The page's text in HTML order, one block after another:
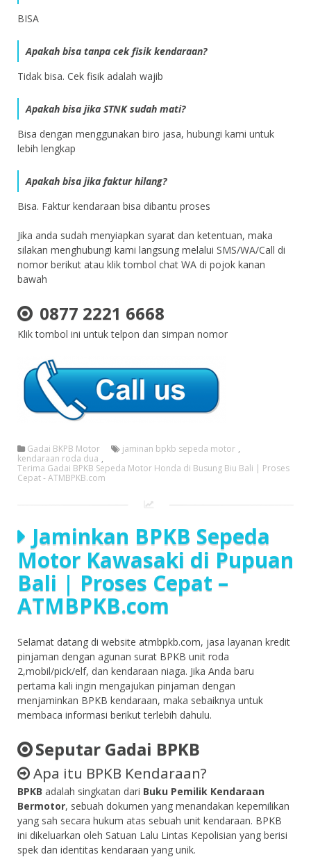
BISA
Apakah bisa tanpa cek fisik kendaraan?
Tidak bisa. Cek fisik adalah wajib
Apakah bisa jika STNK sudah mati?
Bisa dengan menggunakan biro jasa, hubungi kami untuk
lebih lengkap
Apakah bisa jika faktur hilang?
Bisa. Faktur kendaraan bisa dibantu proses
Jika anda sudah menyiapkan syarat dan ketentuan, maka
silakan menghubungi kami langsung melalui SMS/WA/Call di
nomor berikut atau klik tombol chat WA di pojok kanan
bawah
0877 2221 6668
Klik tombol ini untuk telpon dan simpan nomor
Gadai BKPB Motor jaminan bpkb sepeda motor ,
kendaraan roda dua ,
Terima Gadai BPKB Sepeda Motor Honda di Busung Biu Bali | Proses
Cepat - ATMBPKB.com
Jaminkan BPKB Sepeda
Motor Kawasaki di Pupuan
Bali | Proses Cepat –
ATMBPKB.com
Selamat datang di website atmbpkb.com, jasa layanan kredit
pinjaman dengan agunan surat BPKB unit roda
2,mobil/pick/elf, dan kendaraan niaga. Jika Anda baru
pertama kali ingin mengajukan pinjaman dengan
menjaminkan BPKB kendaraan, maka sebaiknya untuk
membaca informasi berikut terlebih dahulu.
Seputar Gadai BPKB
Apa itu BPKB Kendaraan?
BPKB adalah singkatan dari Buku Pemilik Kendaraan
Bermotor, sebuah dokumen yang menandakan kepemilikan
yang sah secara hukum atas sebuah unit kendaraan. BPKB
ini dikeluarkan oleh Satuan Lalu Lintas Kepolisian yang berisi
spek dan identitas kendaraan yang unik.